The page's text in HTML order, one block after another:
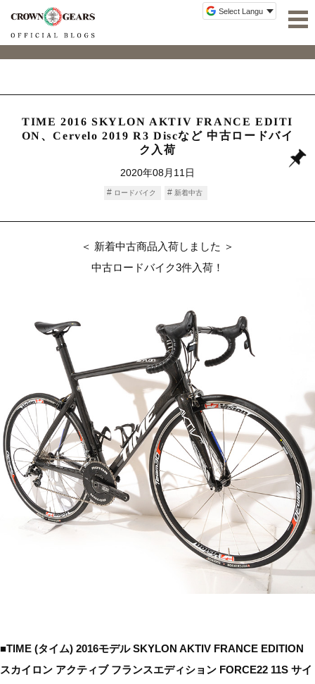
TIME 2016 SKYLON AKTIV FRANCE EDITI
ON、Cervelo 2019 R3 Discなど 中古ロードバイ
ク入荷
2020年08月11日
ロードバイク 新着中古
＜ 新着中古商品入荷しました ＞
中古ロードバイク3件入荷！
■TIME (タイム) 2016モデル SKYLON AKTIV FRANCE EDITION
スカイロン アクティブ フランスエディション FORCE22 11S サイ